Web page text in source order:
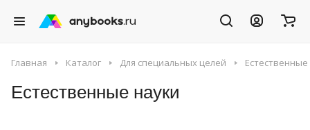
Главная Каталог Для специальных целей
Естественные науки